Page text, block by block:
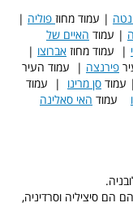
| עמוד מחוז פוליה |
| עמוד האיים של
| עמוד מחוז אברוצו |
פירנצה | עמוד העיר
| עמוד סן מרינו | עמוד
עמוד האי סאלינה
מביניהם הם סיציליה וסרדיניה,